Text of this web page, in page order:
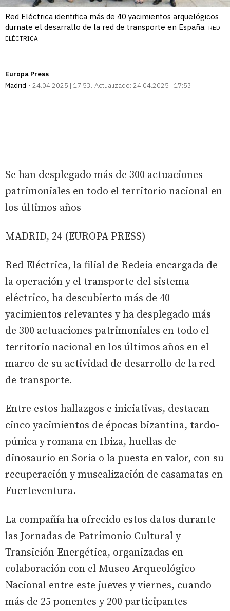
Red Eléctrica identifica más de 40 yacimientos arquelógicos
durnate el desarrallo de la red de transporte en España. RED
ELÉCTRICA
Europa Press
Madrid
24.04.2025 | 17:53 Actualizado: 24.04.2025 | 17:53
Se han desplegado más de 300 actuaciones
patrimoniales en todo el territorio nacional en
los últimos años
MADRID, 24 (EUROPA PRESS)
Red Eléctrica, la filial de Redeia encargada de
la operación y el transporte del sistema
eléctrico, ha descubierto más de 40
yacimientos relevantes y ha desplegado más
de 300 actuaciones patrimoniales en todo el
territorio nacional en los últimos años en el
marco de su actividad de desarrollo de la red
de transporte.
Entre estos hallazgos e iniciativas, destacan
cinco yacimientos de épocas bizantina, tardo-
púnica y romana en Ibiza, huellas de
dinosaurio en Soria o la puesta en valor, con su
recuperación y musealización de casamatas en
Fuerteventura.
La compañía ha ofrecido estos datos durante
las Jornadas de Patrimonio Cultural y
Transición Energética, organizadas en
colaboración con el Museo Arqueológico
Nacional entre este jueves y viernes, cuando
más de 25 ponentes y 200 participantes